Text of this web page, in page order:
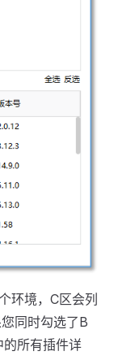
环境，C区会列
同时勾选了B
的所有插件详